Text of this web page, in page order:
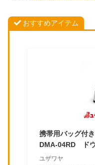
おすすめアイテム
携帯用バッグ付
DMA-04RD ド
ユザワヤ